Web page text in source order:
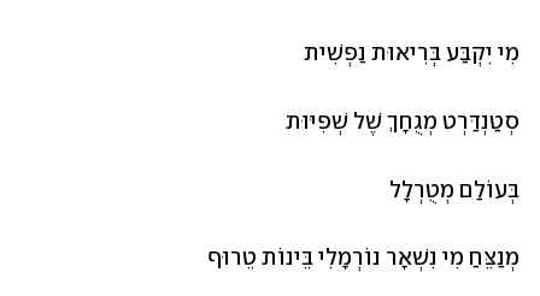
מִי יִקְבַּע בְּרִיאוּת נַפְשִׁית
סְטַנְדַּרְט מְגֻחָךְ שֶׁל שְׁפִיּוּת
בְּעוֹלַם מְטֻרְלָל
מְנַצֵּחַ מִי נִשְׁאָר נוֹרְמָלִי בֵּינוֹת טֵרוּף